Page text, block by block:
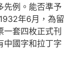
先例。能否準予
年6月，為留
一套四枚正式刊
中國字和拉丁字